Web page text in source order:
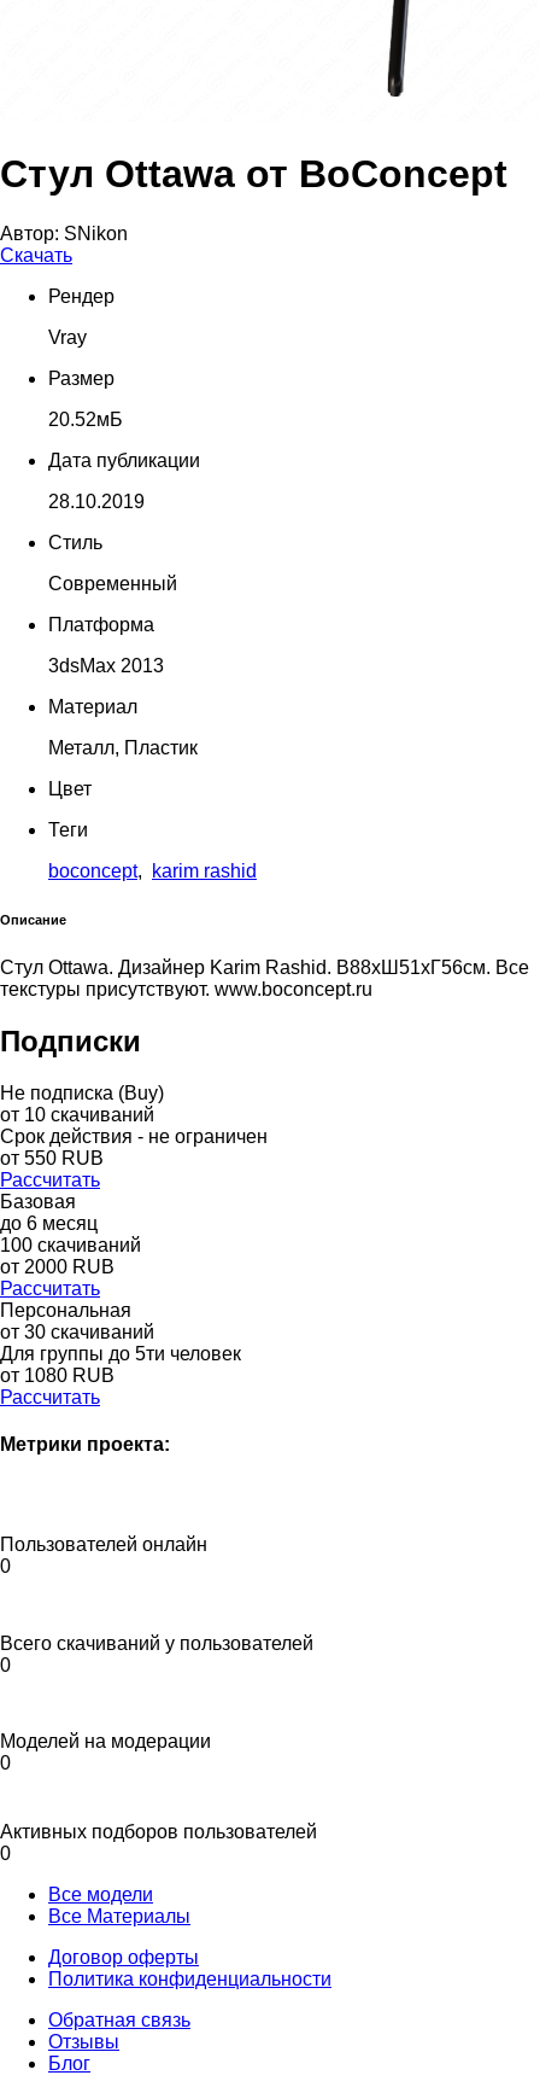
Стул Ottawa от BoConcept
Автор: SNikon
Скачать
Рендер
Vray
Размер
20.52мБ
Дата публикации
28.10.2019
Стиль
Современный
Платформа
3dsMax 2013
Материал
Металл, Пластик
Цвет
Теги
boconcept, karim rashid
Описание
Стул Ottawa. Дизайнер Karim Rashid. В88xШ51xГ56см. Все
текстуры присутствуют. www.boconcept.ru
Подписки
Не подписка (Buy)
от 10 скачиваний
Срок действия - не ограничен
от 550 RUB
Рассчитать
Базовая
до 6 месяц
100 скачиваний
от 2000 RUB
Рассчитать
Персональная
от 30 скачиваний
Для группы до 5ти человек
от 1080 RUB
Рассчитать
Метрики проекта:
Пользователей онлайн
0
Всего скачиваний у пользователей
0
Моделей на модерации
0
Активных подборов пользователей
0
Все модели
Все Материалы
Договор оферты
Политика конфиденциальности
Обратная связь
Отзывы
Блог